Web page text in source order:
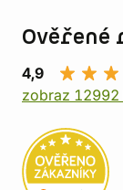
Ověřené
4,9
zobraz 12992